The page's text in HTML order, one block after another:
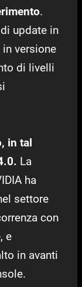
.
update in
versione
di livelli
in tal
La
ha
settore
con
e
in avanti